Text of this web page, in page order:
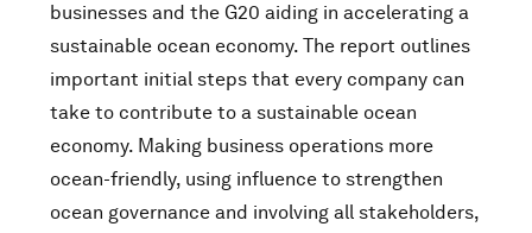
businesses and the G20 aiding in accelerating a
sustainable ocean economy. The report outlines
important initial steps that every company can
take to contribute to a sustainable ocean
economy. Making business operations more
ocean-friendly, using influence to strengthen
ocean governance and involving all stakeholders,